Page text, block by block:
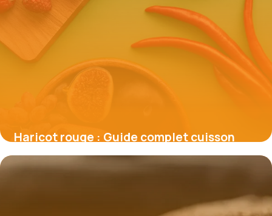
Haricot rouge : Guide complet cuisson
2026